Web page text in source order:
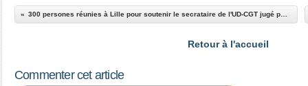
Retour à l'accueil
Commenter cet article